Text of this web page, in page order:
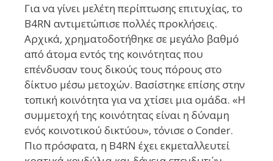
Για να γίνει μελέτη περίπτωσης επιτυχίας, το
B4RN αντιμετώπισε πολλές προκλήσεις.
Αρχικά, χρηματοδοτήθηκε σε μεγάλο βαθμό
από άτομα εντός της κοινότητας που
επένδυσαν τους δικούς τους πόρους στο
δίκτυο μέσω μετοχών. Βασίστηκε επίσης στην
τοπική κοινότητα για να χτίσει μια ομάδα. «Η
συμμετοχή της κοινότητας είναι η δύναμη
ενός κοινοτικού δικτύου», τόνισε ο Conder.
Πιο πρόσφατα, η B4RN έχει εκμεταλλευτεί